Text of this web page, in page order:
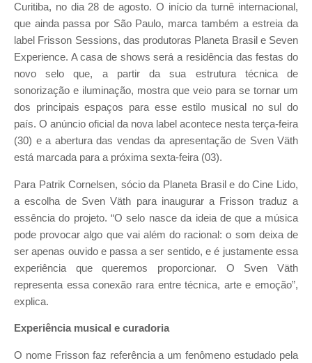
Curitiba, no dia 28 de agosto. O início da turnê internacional,
que ainda passa por São Paulo, marca também a estreia da
label Frisson Sessions, das produtoras Planeta Brasil e Seven
Experience. A casa de shows será a residência das festas do
novo selo que, a partir da sua estrutura técnica de
sonorização e iluminação, mostra que veio para se tornar um
dos principais espaços para esse estilo musical no sul do
país. O anúncio oficial da nova label acontece nesta terça-feira
(30) e a abertura das vendas da apresentação de Sven Väth
está marcada para a próxima sexta-feira (03).
Para Patrik Cornelsen, sócio da Planeta Brasil e do Cine Lido,
a escolha de Sven Väth para inaugurar a Frisson traduz a
essência do projeto. “O selo nasce da ideia de que a música
pode provocar algo que vai além do racional: o som deixa de
ser apenas ouvido e passa a ser sentido, e é justamente essa
experiência que queremos proporcionar. O Sven Väth
representa essa conexão rara entre técnica, arte e emoção”,
explica.
Experiência musical e curadoria
O nome Frisson faz referência a um fenômeno estudado pela